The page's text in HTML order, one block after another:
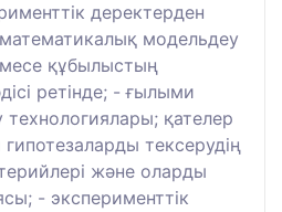
деректерден
модельдеу
құбылыстың
ретінде; - ғылыми
технологиялары; қателер
тексерудің
және оларды
- эксперименттік